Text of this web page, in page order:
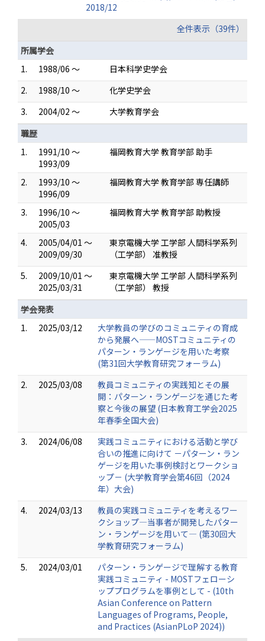
2018/12
全件表示（39件）
所属学会
1.
1988/06 ～
日本科学史学会
2.
1988/10 ～
化学史学会
3.
2004/02 ～
大学教育学会
職歴
1.
1991/10 ～
1993/09
福岡教育大学 教育学部 助手
2.
1993/10 ～
1996/09
福岡教育大学 教育学部 専任講師
3.
1996/10 ～
2005/03
福岡教育大学 教育学部 助教授
4.
2005/04/01 ～
2009/09/30
東京電機大学 工学部 人間科学系列
（工学部） 准教授
5.
2009/10/01 ～
2025/03/31
東京電機大学 工学部 人間科学系列
（工学部） 教授
学会発表
1.
2025/03/12
大学教員の学びのコミュニティの育成
から発展へ——MOSTコミュニティの
パターン・ランゲージを用いた考察
(第31回大学教育研究フォーラム)
2.
2025/03/08
教員コミュニティの実践知とその展
開：パターン・ランゲージを通じた考
察と今後の展望 (日本教育工学会2025
年春季全国大会)
3.
2024/06/08
実践コミュニティにおける活動と学び
合いの推進に向けて －パターン・ラン
ゲージを用いた事例検討とワークショ
ップ－ (大学教育学会第46回（2024
年）大会)
4.
2024/03/13
教員の実践コミュニティを考えるワー
クショップ―当事者が開発したパター
ン・ランゲージを用いて― (第30回大
学教育研究フォーラム)
5.
2024/03/01
パターン・ランゲージで理解する教育
実践コミュニティ - MOSTフェローシ
ッププログラムを事例として - (10th
Asian Conference on Pattern
Languages of Programs, People,
and Practices (AsianPLoP 2024))